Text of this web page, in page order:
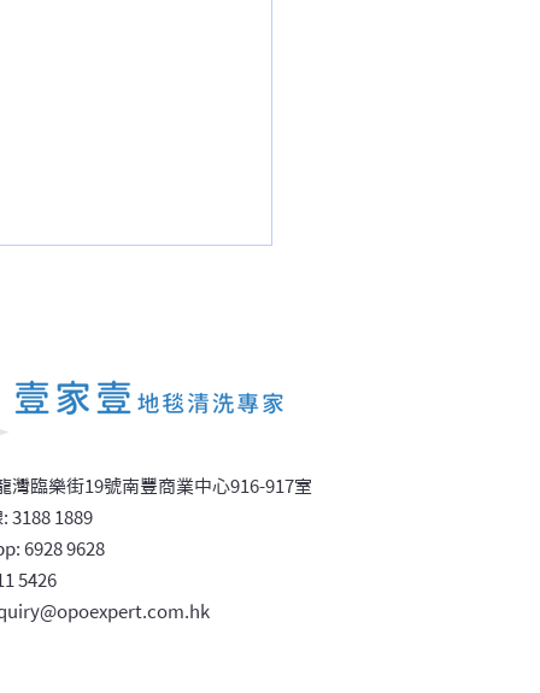
鋪方塊地毯還是大卷地
用商廈的裝修成本評估
灣臨樂街19號南豐商業中心916-917室
31 88 1889
6928 9628
5426